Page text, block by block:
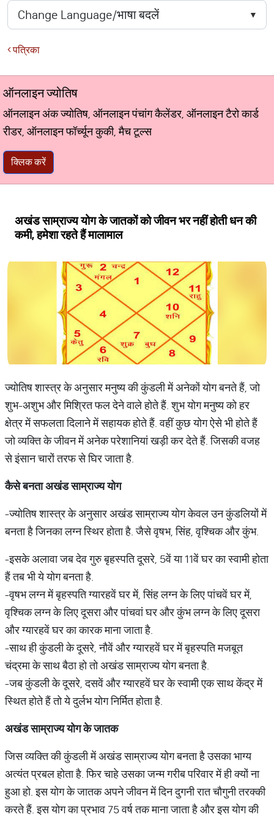
पत्रिका
ऑनलाइन ज्योतिष
ऑनलाइन अंक ज्योतिष, ऑनलाइन पंचांग कैलेंडर, ऑनलाइन टैरो कार्ड
रीडर, ऑनलाइन फॉर्च्यून कुकी, मैच टूल्स
क्लिक करें
अखंड साम्राज्य योग के जातकों को जीवन भर नहीं होती धन की
कमी, हमेशा रहते हैं मालामाल
ज्योतिष शास्त्र के अनुसार मनुष्य की कुंडली में अनेकों योग बनते हैं, जो
शुभ-अशुभ और मिश्रित फल देने वाले होते हैं. शुभ योग मनुष्य को हर
क्षेत्र में सफलता दिलाने में सहायक होते हैं. वहीं कुछ योग ऐसे भी होते हैं
जो व्यक्ति के जीवन में अनेक परेशानियां खड़ी कर देते हैं. जिसकी वजह
से इंसान चारों तरफ से घिर जाता है.
कैसे बनता अखंड साम्राज्य योग
-ज्योतिष शास्त्र के अनुसार अखंड साम्राज्य योग केवल उन कुंडलियों में
बनता है जिनका लग्न स्थिर होता है. जैसे वृषभ, सिंह, वृश्चिक और कुंभ.
-इसके अलावा जब देव गुरु बृहस्पति दूसरे, 5वें या 11वें घर का स्वामी होता
हैं तब भी ये योग बनता है.
-वृषभ लग्न में बृहस्पति ग्यारहवें घर में, सिंह लग्न के लिए पांचवें घर में,
वृश्चिक लग्न के लिए दूसरा और पांचवां घर और कुंभ लग्न के लिए दूसरा
और ग्यारहवें घर का कारक माना जाता है.
-साथ ही कुंडली के दूसरे, नौवें और ग्यारहवें घर में बृहस्पति मजबूत
चंद्रमा के साथ बैठा हो तो अखंड साम्राज्य योग बनता है.
-जब कुंडली के दूसरे, दसवें और ग्यारहवें घर के स्वामी एक साथ केंद्र में
स्थित होते हैं तो ये दुर्लभ योग निर्मित होता है.
अखंड साम्राज्य योग के जातक
जिस व्यक्ति की कुंडली में अखंड साम्राज्य योग बनता है उसका भाग्य
अत्यंत प्रबल होता है. फिर चाहे उसका जन्म गरीब परिवार में ही क्यों ना
हुआ हो. इस योग के जातक अपने जीवन में दिन दुगनी रात चौगुनी तरक्की
करते हैं. इस योग का प्रभाव 75 वर्ष तक माना जाता है और इस योग की